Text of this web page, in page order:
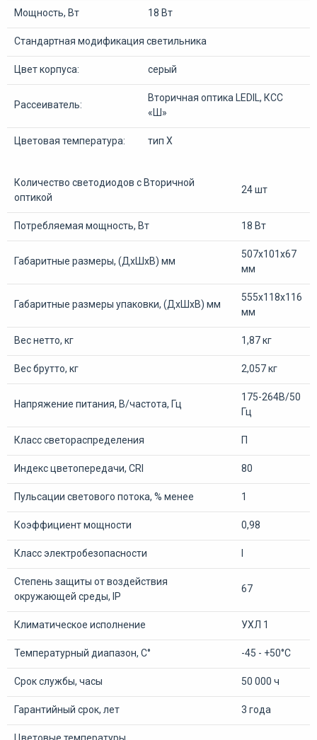
Мощность, Вт 18 Вт
Стандартная модификация светильника
Цвет корпуса: серый
Рассеиватель:
Вторичная оптика LEDIL, КСС
«Ш»
Цветовая температура: тип Х
Количество светодиодов с Вторичной
оптикой
24 шт
Потребляемая мощность, Вт 18 Вт
Габаритные размеры, (ДхШхВ) мм
507х101х67
мм
Габаритные размеры упаковки, (ДхШхВ) мм
555х118х116
мм
Вес нетто, кг 1,87 кг
Вес брутто, кг 2,057 кг
Напряжение питания, В/частота, Гц
175-264В/50
Гц
Класс светораспределения П
Индекс цветопередачи, CRI 80
Пульсации светового потока, % менее 1
Коэффициент мощности 0,98
Класс электробезопасности
Степень защиты от воздействия
окружающей среды, IP
67
Климатическое исполнение УХЛ 1
Температурный диапазон, С° -45 - +50°С
Срок службы, часы 50 000 ч
Гарантийный срок, лет 3 года